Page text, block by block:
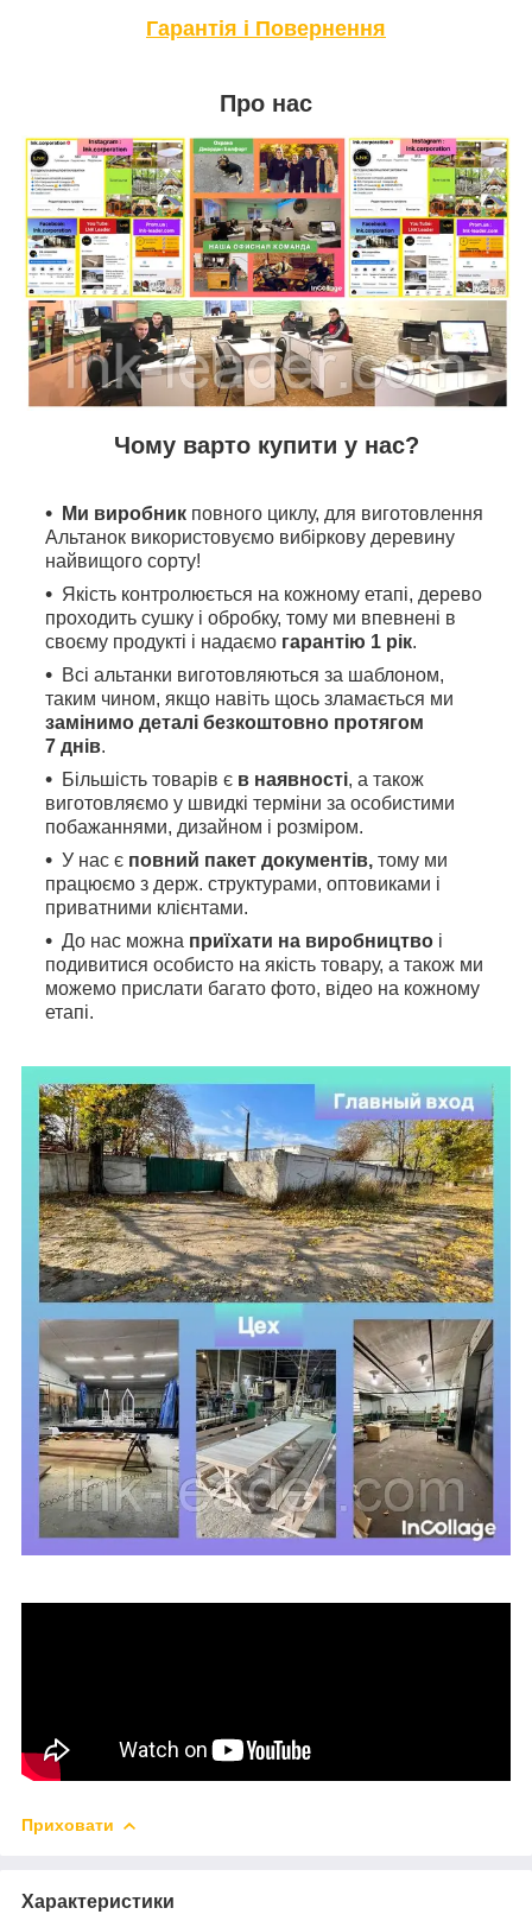
Гарантія і Повернення
Про нас
Чому варто купити у нас?
Ми виробник повного циклу, для виготовлення
Альтанок використовуємо вибіркову деревину
найвищого сорту!
Якість контролюється на кожному етапі, дерево
проходить сушку і обробку, тому ми впевнені в
своєму продукті і надаємо гарантію 1 рік.
Всі альтанки виготовляються за шаблоном,
таким чином, якщо навіть щось зламається ми
замінимо деталі безкоштовно протягом
7 днів.
Більшість товарів є в наявності, а також
виготовляємо у швидкі терміни за особистими
побажаннями, дизайном і розміром.
У нас є повний пакет документів, тому ми
працюємо з держ. структурами, оптовиками і
приватними клієнтами.
До нас можна приїхати на виробництво і
подивитися особисто на якість товару, а також ми
можемо прислати багато фото, відео на кожному
етапі.
Приховати
Характеристики